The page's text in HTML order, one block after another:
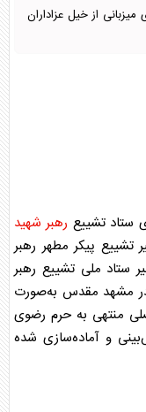
از خیل عزاداران
ستاد تشییع رهبر شهید
تشییع پیکر مطهر رهبر
ستاد ملی تشییع رهبر
مشهد مقدس به‌صورت
منتهی به حرم رضوی
و آماده‌سازی شده